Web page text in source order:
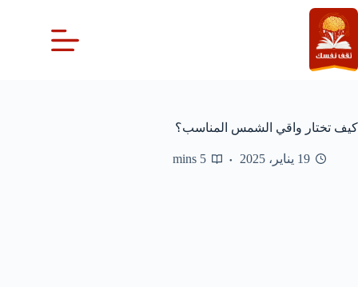
التجاوز
إلى
المحتوى
كيف تختار واقي الشمس المناسب؟
19 يناير، 2025 5 mins